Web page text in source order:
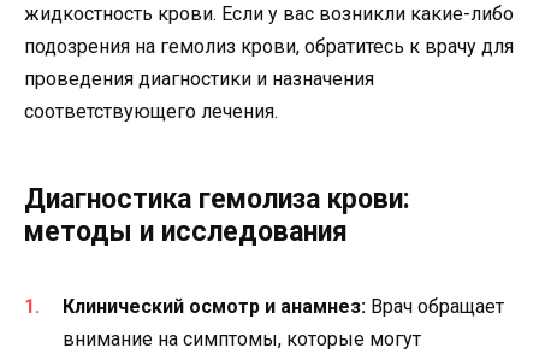
жидкостность крови. Если у вас возникли какие-либо
подозрения на гемолиз крови, обратитесь к врачу для
проведения диагностики и назначения
соответствующего лечения.
Диагностика гемолиза крови:
методы и исследования
Клинический осмотр и анамнез: Врач обращает
внимание на симптомы, которые могут